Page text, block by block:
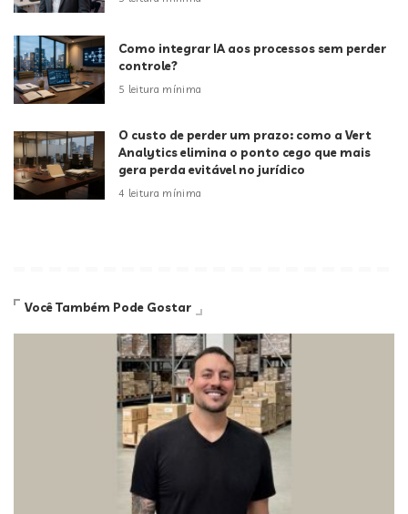
Como integrar IA aos processos sem perder
controle?
5 leitura mínima
O custo de perder um prazo: como a Vert
Analytics elimina o ponto cego que mais
gera perda evitável no jurídico
4 leitura mínima
Você Também Pode Gostar